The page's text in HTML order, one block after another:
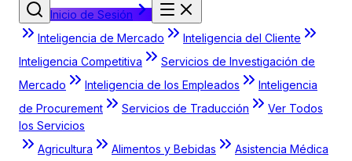
Inicio de Sesión
Inteligencia de Mercado
Inteligencia del Cliente
Inteligencia Competitiva
Servicios de Investigación de
Mercado
Inteligencia de los Empleados
Inteligencia
de Procurement
Servicios de Traducción
Ver Todos
los Servicios
Agricultura
Alimentos y Bebidas
Asistencia Médica